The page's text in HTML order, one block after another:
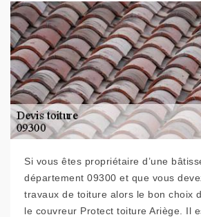
Si vous êtes propriétaire d’une
département 09300 et que vous
travaux de toiture alors le bon choix
le couvreur Protect toiture Ariège. Il